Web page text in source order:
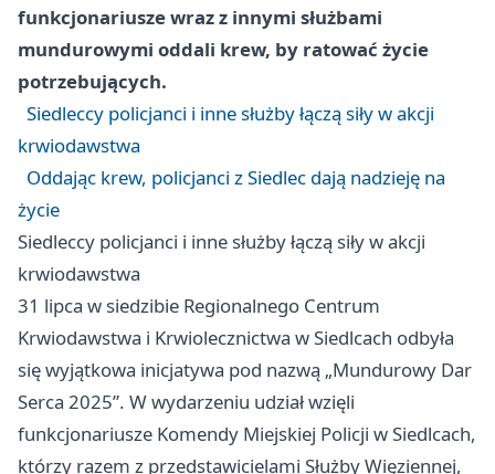
funkcjonariusze wraz z innymi służbami
mundurowymi oddali krew, by ratować życie
potrzebujących.
Siedleccy policjanci i inne służby łączą siły w akcji
krwiodawstwa
Oddając krew, policjanci z Siedlec dają nadzieję na
życie
Siedleccy policjanci i inne służby łączą siły w akcji
krwiodawstwa
31 lipca w siedzibie Regionalnego Centrum
Krwiodawstwa i Krwiolecznictwa w Siedlcach odbyła
się wyjątkowa inicjatywa pod nazwą „Mundurowy Dar
Serca 2025”. W wydarzeniu udział wzięli
funkcjonariusze Komendy Miejskiej Policji w Siedlcach,
którzy razem z przedstawicielami Służby Więziennej,